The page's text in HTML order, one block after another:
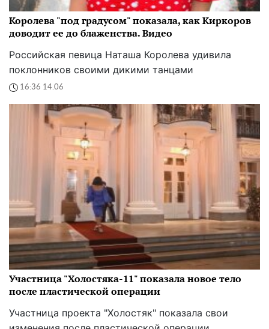
Королева "под градусом" показала, как Киркоров
доводит ее до блаженства. Видео
Российская певица Наташа Королева удивила
поклонников своими дикими танцами
16:36 14.06
Участница "Холостяка-11" показала новое тело
после пластической операции
Участница проекта "Холостяк" показала свои